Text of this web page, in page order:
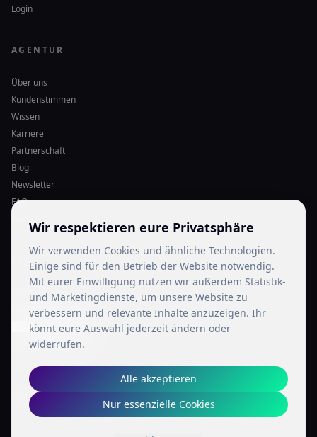
Login
AGENTUR
Über uns
Kundenstimmen
Wissen
Karriere
Partnerschaft
Blog
Newsletter
FAQ
LEGAL
Impressum
Datenschutz
Cookie-Einstellungen
SOCIAL MEDIA
Wir respektieren eure Privatsphäre
Wir verwenden Cookies und ähnliche Technologien.
Einige sind für den Betrieb der Website notwendig.
Mit eurer Einwilligung nutzen wir außerdem Statistik-
und Marketingdienste, um unsere Website zu
verbessern und relevante Inhalte anzuzeigen. Ihr
könnt eure Auswahl jederzeit ändern oder
widerrufen.
Alle akzeptieren
Nur essenzielle Cookies